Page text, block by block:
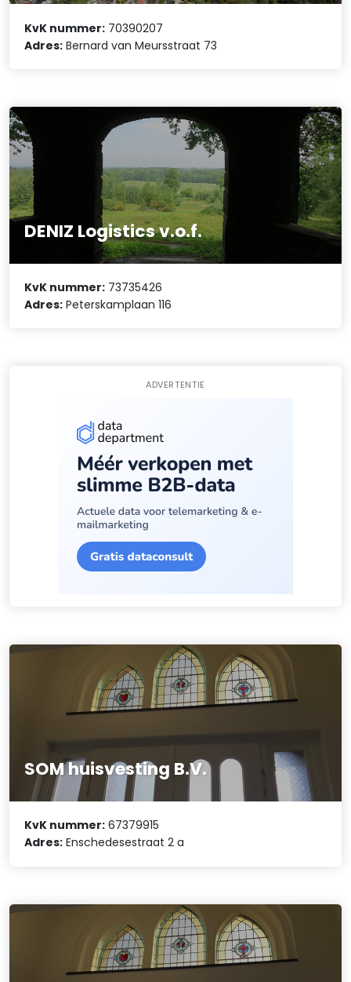
KvK nummer: 70390207
Adres: Bernard van Meursstraat 73
DENIZ Logistics v.o.f.
KvK nummer: 73735426
Adres: Peterskamplaan 116
ADVERTENTIE
SOM huisvesting B.V.
KvK nummer: 67379915
Adres: Enschedesestraat 2 a